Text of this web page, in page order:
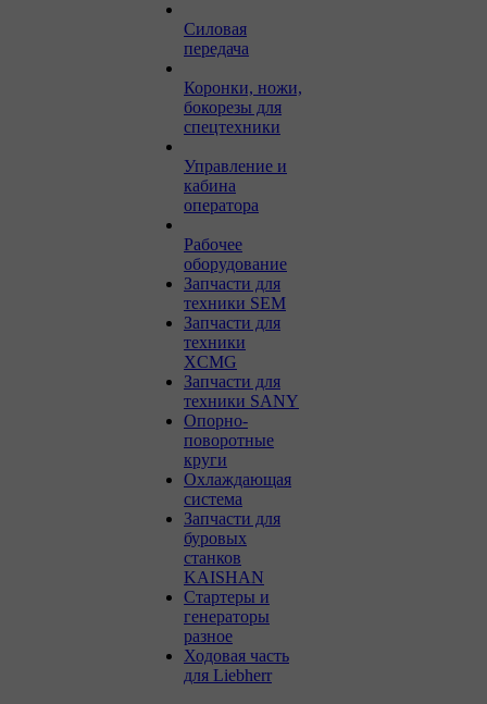
Силовая
передача
Коронки, ножи,
бокорезы для
спецтехники
Управление и
кабина
оператора
Рабочее
оборудование
Запчасти для
техники SEM
Запчасти для
техники
XCMG
Запчасти для
техники SANY
Опорно-
поворотные
круги
Охлаждающая
система
Запчасти для
буровых
станков
KAISHAN
Стартеры и
генераторы
разное
Ходовая часть
для Liebherr